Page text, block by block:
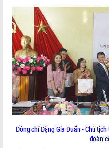
Đồng chí Đặng Gia Duẩn - Chủ
đoàn